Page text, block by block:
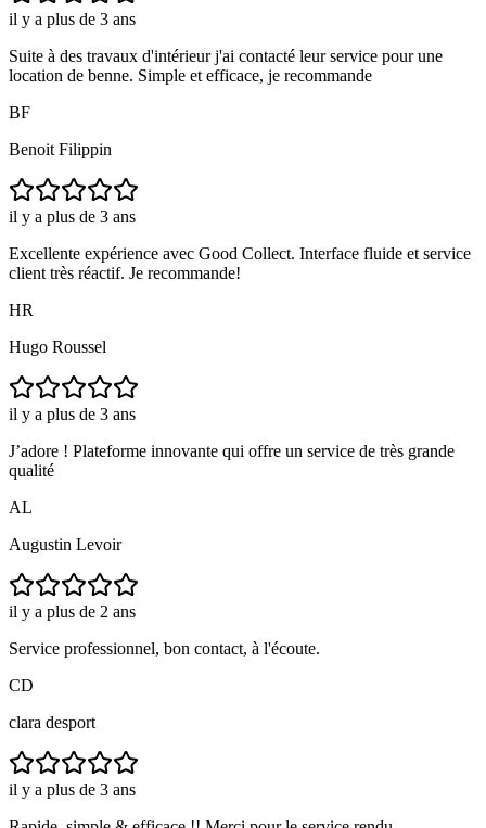
il y a plus de 3 ans
Suite à des travaux d'intérieur j'ai contacté leur service pour une
location de benne. Simple et efficace, je recommande
BF
Benoit Filippin
il y a plus de 3 ans
Excellente expérience avec Good Collect. Interface fluide et service
client très réactif. Je recommande!
HR
Hugo Roussel
il y a plus de 3 ans
J’adore ! Plateforme innovante qui offre un service de très grande
qualité
AL
Augustin Levoir
il y a plus de 2 ans
Service professionnel, bon contact, à l'écoute.
CD
clara desport
il y a plus de 3 ans